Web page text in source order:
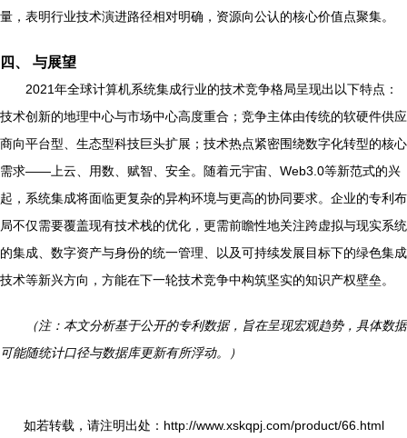
量，表明行业技术演进路径相对明确，资源向公认的核心价值点聚集。
四、 与展望
2021年全球计算机系统集成行业的技术竞争格局呈现出以下特点：
技术创新的地理中心与市场中心高度重合；竞争主体由传统的软硬件供应
商向平台型、生态型科技巨头扩展；技术热点紧密围绕数字化转型的核心
需求——上云、用数、赋智、安全。随着元宇宙、Web3.0等新范式的兴
起，系统集成将面临更复杂的异构环境与更高的协同要求。企业的专利布
局不仅需要覆盖现有技术栈的优化，更需前瞻性地关注跨虚拟与现实系统
的集成、数字资产与身份的统一管理、以及可持续发展目标下的绿色集成
技术等新兴方向，方能在下一轮技术竞争中构筑坚实的知识产权壁垒。
（注：本文分析基于公开的专利数据，旨在呈现宏观趋势，具体数据
可能随统计口径与数据库更新有所浮动。）
如若转载，请注明出处：http://www.xskqpj.com/product/66.html